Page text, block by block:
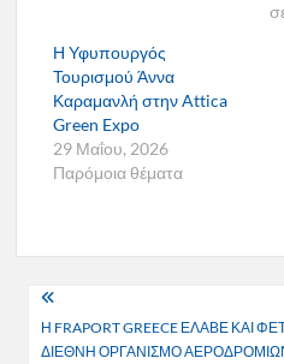
Η Υφυπουργός
Τουρισμού Άννα
Καραμανλή στην Attica
Green Expo
29 Μαΐου, 2026
Παρόμοια θέματα
Πλοήγηση
άρθρων
Η FRAPORT GREECE ΕΛΑΒΕ ΚΑΙ
ΔΙΕΘΝΗ ΟΡΓΑΝΙΣΜΟ